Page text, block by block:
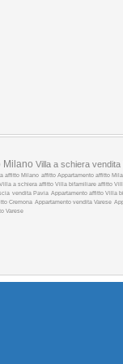
Milano Villa a schiera vendita
affitto Milano affitto Appartamento affitto
Villa a schiera affitto Villa bifamiliare affitto
vendita Pavia Appartamento affitto Villa
Cremona Appartamento vendita Varese
Varese